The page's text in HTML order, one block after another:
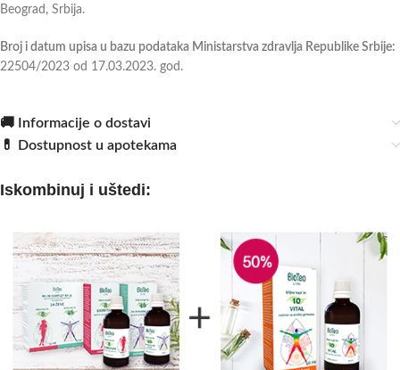
Beograd, Srbija.
Broj i datum upisa u bazu podataka Ministarstva zdravlja Republike Srbije:
22504/2023 od 17.03.2023. god.
🚚 Informacije o dostavi
💊 Dostupnost u apotekama
Iskombinuj i uštedi: